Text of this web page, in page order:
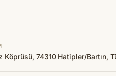
Köprüsü, 74310 Hatipler/Bartın,